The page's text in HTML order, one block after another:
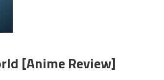
[Anime Review]